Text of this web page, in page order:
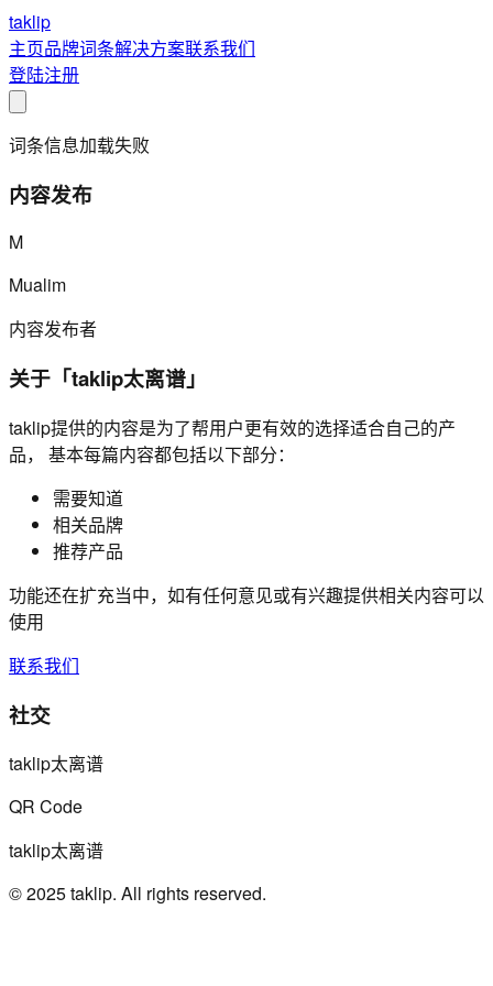
taklip
主页品牌词条解决方案联系我们
登陆注册
词条信息加载失败
内容发布
M
Mualim
内容发布者
关于「taklip太离谱」
taklip提供的内容是为了帮用户更有效的选择适合自己的产
品， 基本每篇内容都包括以下部分：
需要知道
相关品牌
推荐产品
功能还在扩充当中，如有任何意见或有兴趣提供相关内容可以
使用
联系我们
社交
taklip太离谱
QR Code
taklip太离谱
© 2025 taklip. All rights reserved.